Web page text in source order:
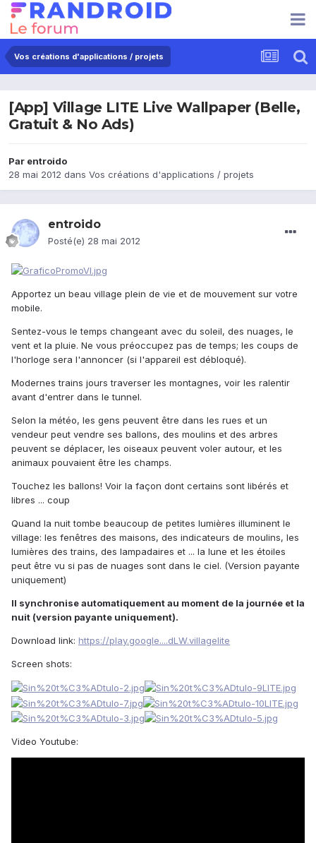
Vos créations d'applications / projets
[App] Village LITE Live Wallpaper (Belle,
Gratuit & No Ads)
Par entroido
28 mai 2012 dans Vos créations d'applications / projets
entroido
Posté(e) 28 mai 2012
Apportez un beau village plein de vie et de mouvement sur votre
mobile.
Sentez-vous le temps changeant avec du soleil, des nuages, le
vent et la pluie. Ne vous préoccupez pas de temps; les coups de
l'horloge sera l'annoncer (si l'appareil est débloqué).
Modernes trains jours traverser les montagnes, voir les ralentir
avant d'entrer dans le tunnel.
Selon la météo, les gens peuvent être dans les rues et un
vendeur peut vendre ses ballons, des moulins et des arbres
peuvent se déplacer, les oiseaux peuvent voler autour, et les
animaux pouvaient être les champs.
Touchez les ballons! Voir la façon dont certains sont libérés et
libres ... coup
Quand la nuit tombe beaucoup de petites lumières illuminent le
village: les fenêtres des maisons, des indicateurs de moulins, les
lumières des trains, des lampadaires et ... la lune et les étoiles
peut être vu si pas de nuages ​​sont dans le ciel. (Version payante
uniquement)
Il synchronise automatiquement au moment de la journée et la
nuit (version payante uniquement).
Download link: https://play.google....dLW.villagelite
Screen shots:
Video Youtube: